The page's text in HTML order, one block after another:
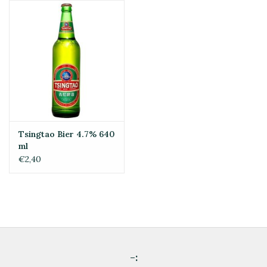
Tsingtao Bier 4.7% 640
ml
€2,40
-: